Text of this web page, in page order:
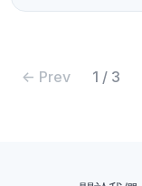
<- Prev 1 / 3